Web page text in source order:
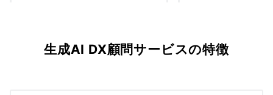
生成AI DX顧問サービスの特徴